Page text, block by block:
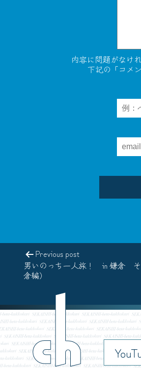
内容に問題がなけ
下記の「コメ
Previous post
男いのっち一人旅！ in 鎌倉
倉編）
ch